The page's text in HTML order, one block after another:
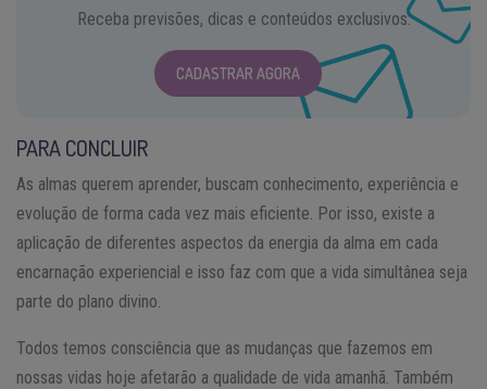
Receba previsões, dicas e conteúdos exclusivos.
CADASTRAR AGORA
PARA CONCLUIR
As almas querem aprender, buscam conhecimento, experiência e
evolução de forma cada vez mais eficiente. Por isso, existe a
aplicação de diferentes aspectos da energia da alma em cada
encarnação experiencial e isso faz com que a vida simultânea seja
parte do plano divino.
Todos temos consciência que as mudanças que fazemos em
nossas vidas hoje afetarão a qualidade de vida amanhã. Também